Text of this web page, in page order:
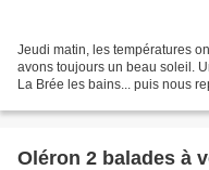
Jeudi matin, les températures
avons toujours un beau soleil.
La Brée les bains... puis nous
Oléron 2 balades à